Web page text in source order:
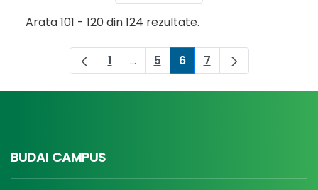
Arata 101 - 120 din 124 rezultate.
Pagina
1 ...Pagini intermediare Use TAB to
Pagina
5 Pagina
6 Pagina
7
BUDAI CAMPUS